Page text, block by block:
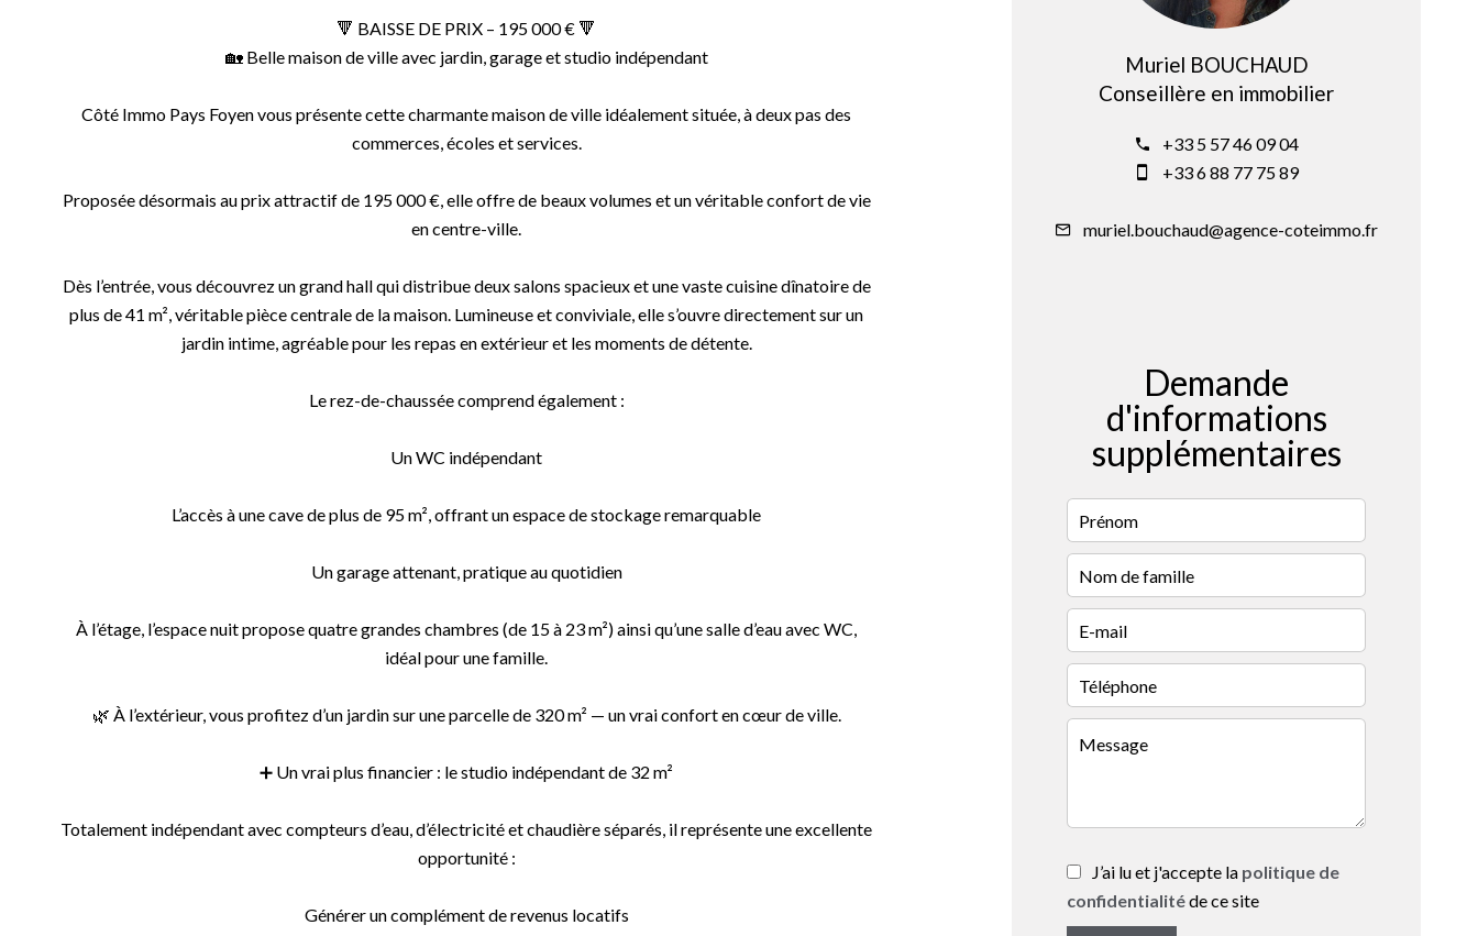
🔻 BAISSE DE PRIX – 195 000 € 🔻
🏡 Belle maison de ville avec jardin, garage et studio indépendant
Côté Immo Pays Foyen vous présente cette charmante maison de ville idéalement située, à deux pas des
commerces, écoles et services.
Proposée désormais au prix attractif de 195 000 €, elle offre de beaux volumes et un véritable confort de vie
en centre-ville.
Dès l’entrée, vous découvrez un grand hall qui distribue deux salons spacieux et une vaste cuisine dînatoire de
plus de 41 m², véritable pièce centrale de la maison. Lumineuse et conviviale, elle s’ouvre directement sur un
jardin intime, agréable pour les repas en extérieur et les moments de détente.
Le rez-de-chaussée comprend également :
Un WC indépendant
L’accès à une cave de plus de 95 m², offrant un espace de stockage remarquable
Un garage attenant, pratique au quotidien
À l’étage, l’espace nuit propose quatre grandes chambres (de 15 à 23 m²) ainsi qu’une salle d’eau avec WC,
idéal pour une famille.
🌿 À l’extérieur, vous profitez d’un jardin sur une parcelle de 320 m² — un vrai confort en cœur de ville.
➕ Un vrai plus financier : le studio indépendant de 32 m²
Totalement indépendant avec compteurs d’eau, d’électricité et chaudière séparés, il représente une excellente
opportunité :
Générer un complément de revenus locatifs
Muriel BOUCHAUD
Conseillère en immobilier
+33 5 57 46 09 04
+33 6 88 77 75 89
muriel.bouchaud@agence-coteimmo.fr
Demande
d'informations
supplémentaires
J’ai lu et j'accepte la politique de
confidentialitéde ce site